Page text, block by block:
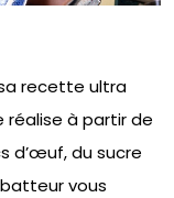
recette ultra
réalise à partir de
d’œuf, du sucre
vous